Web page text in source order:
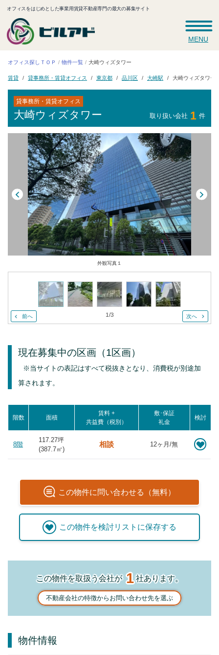
オフィスをはじめとした事業用賃貸不動産専門の最大の募集サイト
MENU
オフィス探しＴＯＰ 物件一覧 大崎ウィズタワー
賃貸 貸事務所・賃貸オフィス 東京都 品川区 大崎駅 大崎ウィズタワー
貸事務所・賃貸オフィス
大崎ウィズタワー 取り扱い会社 1 件
外観写真１
前へ 1/3 次へ
現在募集中の区画 （1区画）
※当サイトの表記はすべて税抜きとなり、消費税が別途加
算されます。
階数 面積
賃料 +
共益費（税別）
敷･保証
礼金
検討
8階
117.27坪
(387.7㎡)
相談 12ヶ月/無
この物件に問い合わせる（無料）
この物件を検討リストに保存する
この物件を取扱う会社が1社あります。
不動産会社の特徴からお問い合わせ先を選ぶ
物件情報